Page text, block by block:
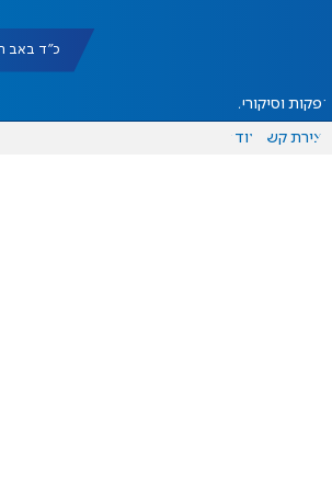
כ"ד באב תשפ"ו
הפקות וסיקורים
יצירת קשר עוד